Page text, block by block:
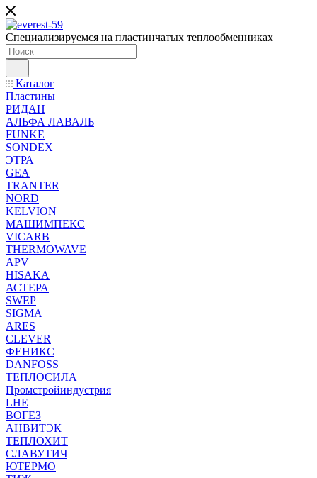
Специализируемся на пластинчатых теплообменниках
Каталог
Пластины
РИДАН
АЛЬФА ЛАВАЛЬ
FUNKE
SONDEX
ЭТРА
GEA
TRANTER
NORD
KELVION
МАШИМПЕКС
VICARB
THERMOWAVE
APV
HISAKA
АСТЕРА
SWEP
SIGMA
ARES
CLEVER
ФЕНИКС
DANFOSS
ТЕПЛОСИЛА
Промстройиндустрия
LHE
ВОГЕЗ
АНВИТЭК
ТЕПЛОХИТ
СЛАВУТИЧ
ЮТЕРМО